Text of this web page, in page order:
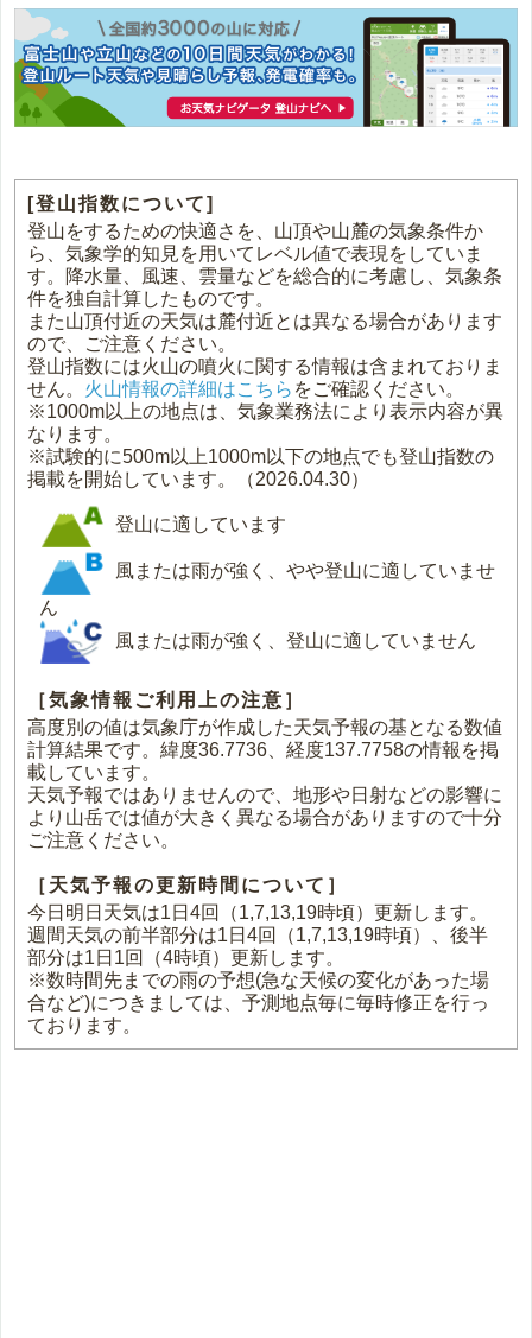
[登山指数について]
登山をするための快適さを、山頂や山麓の気象条件か
ら、気象学的知見を用いてレベル値で表現をしていま
す。降水量、風速、雲量などを総合的に考慮し、気象条
件を独自計算したものです。
また山頂付近の天気は麓付近とは異なる場合があります
ので、ご注意ください。
登山指数には火山の噴火に関する情報は含まれておりま
せん。 火山情報の詳細はこちら をご確認ください。
※1000m以上の地点は、気象業務法により表示内容が異
なります。
※試験的に500m以上1000m以下の地点でも登山指数の
掲載を開始しています。（2026.04.30）
登山に適しています
風または雨が強く、やや登山に適していませ
ん
風または雨が強く、登山に適していません
［気象情報ご利用上の注意］
高度別の値は気象庁が作成した天気予報の基となる数値
計算結果です。緯度36.7736、経度137.7758の情報を掲
載しています。
天気予報ではありませんので、地形や日射などの影響に
より山岳では値が大きく異なる場合がありますので十分
ご注意ください。
［天気予報の更新時間について］
今日明日天気は1日4回（1,7,13,19時頃）更新します。
週間天気の前半部分は1日4回（1,7,13,19時頃）、後半
部分は1日1回（4時頃）更新します。
※数時間先までの雨の予想(急な天候の変化があった場
合など)につきましては、予測地点毎に毎時修正を行っ
ております。